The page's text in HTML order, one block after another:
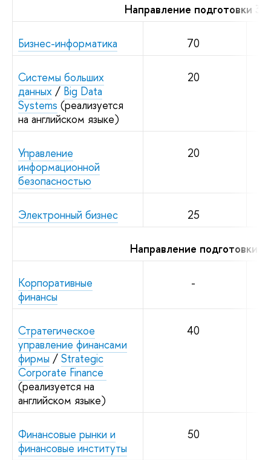
Направление подготовки
Бизнес-информатика 70
Системы больших
данных / Big Data
Systems (реализуется
на английском языке)
20
Управление
информационной
безопасностью
20
Электронный бизнес 25
Направление подготовки
Корпоративные
финансы
-
Стратегическое
управление финансами
фирмы / Strategic
Corporate Finance
(реализуется на
английском языке)
40
Финансовые рынки и
финансовые институты
50